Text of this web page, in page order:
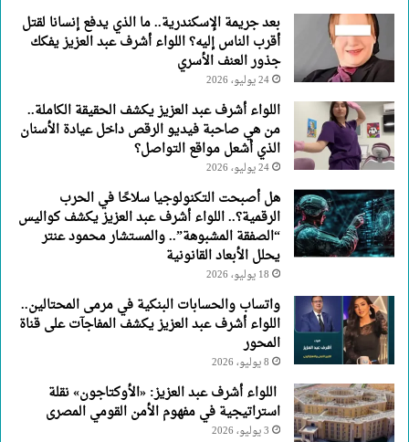
جذور
العنف
الأسري
بعد جريمة الإسكندرية.. ما الذي يدفع إنسانا لقتل
أقرب الناس إليه؟ اللواء أشرف عبد العزيز يفكك
جذور العنف الأسري
24 يوليو، 2026
اللواء أشرف عبد العزيز يكشف الحقيقة الكاملة..
من هي صاحبة فيديو الرقص داخل عيادة الأسنان
الذي أشعل مواقع التواصل؟
24 يوليو، 2026
هل أصبحت التكنولوجيا سلاحًا في الحرب
الرقمية؟.. اللواء أشرف عبد العزيز يكشف كواليس
“الصفقة المشبوهة”.. والمستشار محمود عنتر
يحلل الأبعاد القانونية
18 يوليو، 2026
واتساب والحسابات البنكية في مرمى المحتالين..
اللواء أشرف عبد العزيز يكشف المفاجآت على قناة
المحور
8 يوليو، 2026
اللواء أشرف عبد العزيز: «الأوكتاجون» نقلة
استراتيجية في مفهوم الأمن القومي المصرى
3 يوليو، 2026